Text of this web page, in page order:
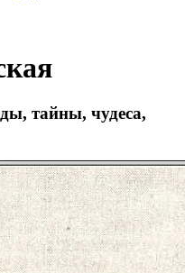
тайны, чудеса,